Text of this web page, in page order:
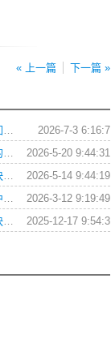
« 上一篇 下一篇 »
2026-7-3 6:16:7
乐单职业传奇游戏攻略：新手如何快速上手与提升战力？
2026-5-20 9:44:31
如何快速提升神域魔神单职业的战斗力？
2026-5-14 9:44:19
几时天道单职业传奇新手如何快速提升战力？
2026-3-12 9:19:49
新手如何快速上手烈焰狂歌酒中仙单职业？
2025-12-17 9:54:3
超变单职业传奇私服新手如何快速提升战力与获取装备？